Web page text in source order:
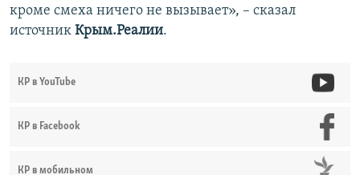
кроме смеха ничего не вызывает», – сказал
источник Крым.Реалии.
КР в YouTube
КР в Facebook
КР в мобильном